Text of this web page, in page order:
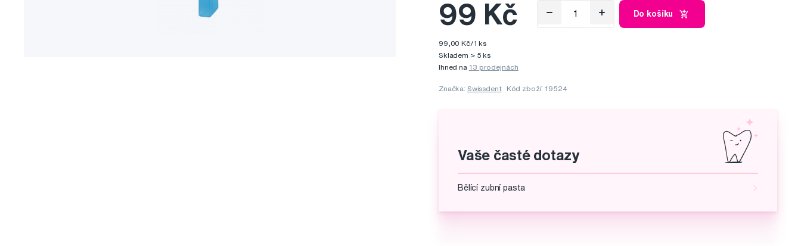
99 Kč Do košíku
99,00 Kč/1 ks
Skladem > 5 ks
Ihned na 13 prodejnách
Značka: Swissdent Kód zboží: 19524
Vaše časté dotazy
Bělící zubní pasta